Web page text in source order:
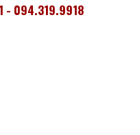
- 094.319.9918